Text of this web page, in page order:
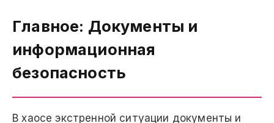
Главное: Документы и
информационная
безопасность
В хаосе экстренной ситуации документы и